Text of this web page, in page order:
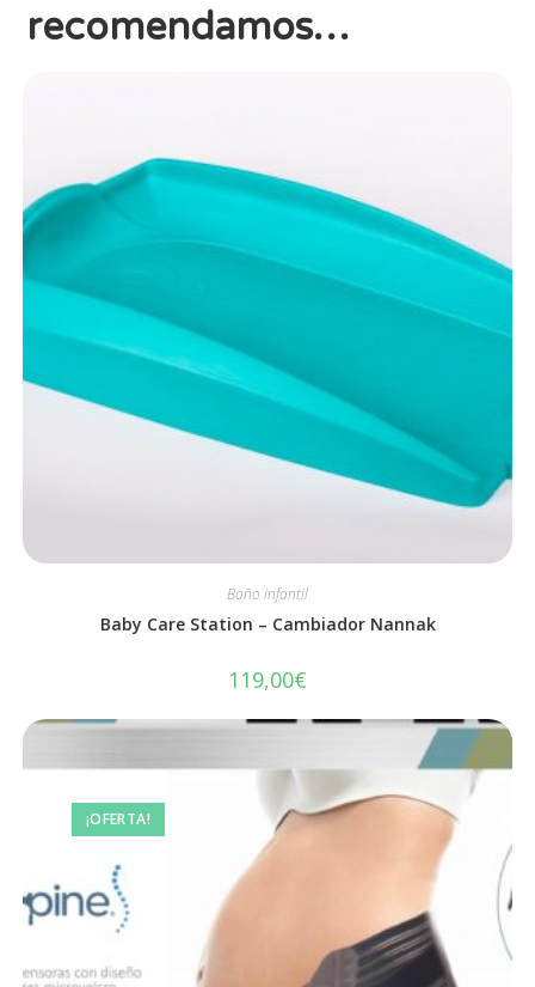
recomendamos…
Baño infantil
Baby Care Station – Cambiador Nannak
119,00€
¡OFERTA!